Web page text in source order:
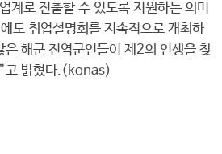
계로 진출할 수 있도록 지원하는 의미
도 취업설명회를 지속적으로 개최하
은 해군 전역군인들이 제2의 인생을 찾
고 밝혔다.(konas)